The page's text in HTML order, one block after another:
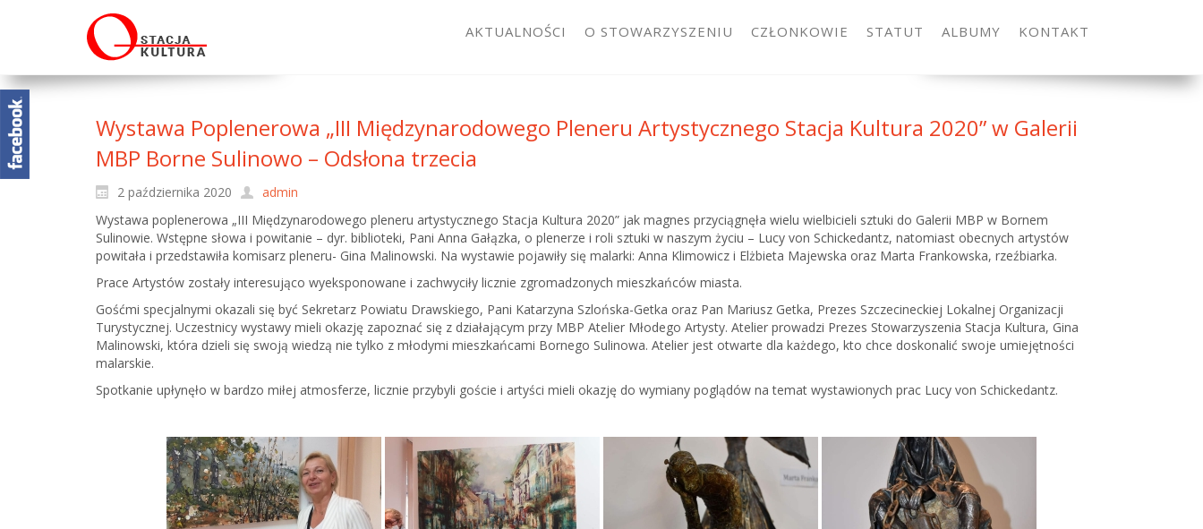
AKTUALNOŚCI O STOWARZYSZENIU CZŁONKOWIE STATUT ALBUMY KONTAKT
Wystawa Poplenerowa „III Międzynarodowego Pleneru Artystycznego Stacja Kultura 2020” w Galerii
MBP Borne Sulinowo – Odsłona trzecia
2 października 2020
admin
Wystawa poplenerowa „III Międzynarodowego pleneru artystycznego Stacja Kultura 2020” jak magnes przyciągnęła wielu wielbicieli sztuki do Galerii MBP w Bornem
Sulinowie. Wstępne słowa i powitanie – dyr. biblioteki, Pani Anna Gałązka, o plenerze i roli sztuki w naszym życiu – Lucy von Schickedantz, natomiast obecnych artystów
powitała i przedstawiła komisarz pleneru- Gina Malinowski. Na wystawie pojawiły się malarki: Anna Klimowicz i Elżbieta Majewska oraz Marta Frankowska, rzeźbiarka.
Prace Artystów zostały interesująco wyeksponowane i zachwyciły licznie zgromadzonych mieszkańców miasta.
Gośćmi specjalnymi okazali się być Sekretarz Powiatu Drawskiego, Pani Katarzyna Szlońska-Getka oraz Pan Mariusz Getka, Prezes Szczecineckiej Lokalnej Organizacji
Turystycznej. Uczestnicy wystawy mieli okazję zapoznać się z działającym przy MBP Atelier Młodego Artysty. Atelier prowadzi Prezes Stowarzyszenia Stacja Kultura, Gina
Malinowski, która dzieli się swoją wiedzą nie tylko z młodymi mieszkańcami Bornego Sulinowa. Atelier jest otwarte dla każdego, kto chce doskonalić swoje umiejętności
malarskie.
Spotkanie upłynęło w bardzo miłej atmosferze, licznie przybyli goście i artyści mieli okazję do wymiany poglądów na temat wystawionych prac Lucy von Schickedantz.